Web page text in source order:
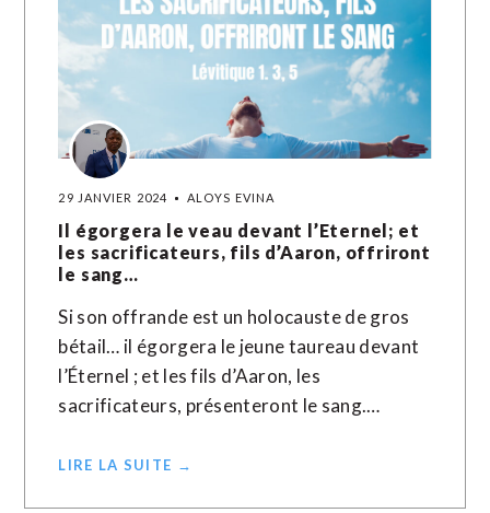
29 JANVIER 2024 ALOYS EVINA
Il égorgera le veau devant l’Eternel; et
les sacrificateurs, fils d’Aaron, offriront
le sang…
Si son offrande est un holocauste de gros
bétail… il égorgera le jeune taureau devant
l’Éternel ; et les fils d’Aaron, les
sacrificateurs, présenteront le sang.…
LIRE LA SUITE →